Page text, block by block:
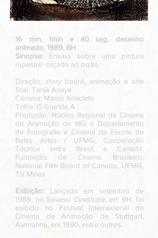
16 mm, 1min e 40 seg, desenho
animado, 1989, BH
Sinopse: Ensaio sobre uma pintura
rupestre: caçada ao bizão.
Direção, story board, animação e arte
final: Tania Anaya
Câmera: Marco Anacleto
Trilha: O Grande A
Produção: Núcleo Regional de Cinema
de Animação de MG e Departamento
de Fotografia e Cinema da Escola de
Belas Artes / UFMG; Cooperação
Técnica entre Brasil e Canadá:
Fundação de Cinema Brasileiro,
National Film Board of Canada, UFMG,
TV Minas
Exibição: Lançado em setembro de
1989, no Savassi Cineclube, em BH, foi
exibido no Festival Internacional de
Cinema de Animação de Stuttgart,
Alemanha, em 1990, entre outros.